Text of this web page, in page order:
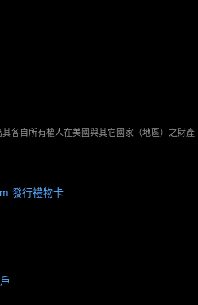
自所有權人在美國與其它國家（地區）之財產
發行禮物卡